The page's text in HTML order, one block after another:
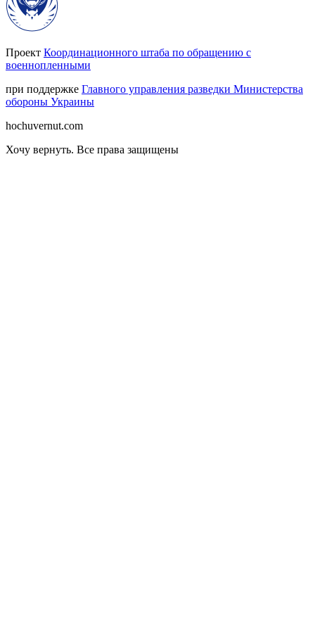
Проект Координационного штаба по обращению с
военнопленными
при поддержке Главного управления разведки Министерства
обороны Украины
hochuvernut.com
Хочу вернуть. Все права защищены